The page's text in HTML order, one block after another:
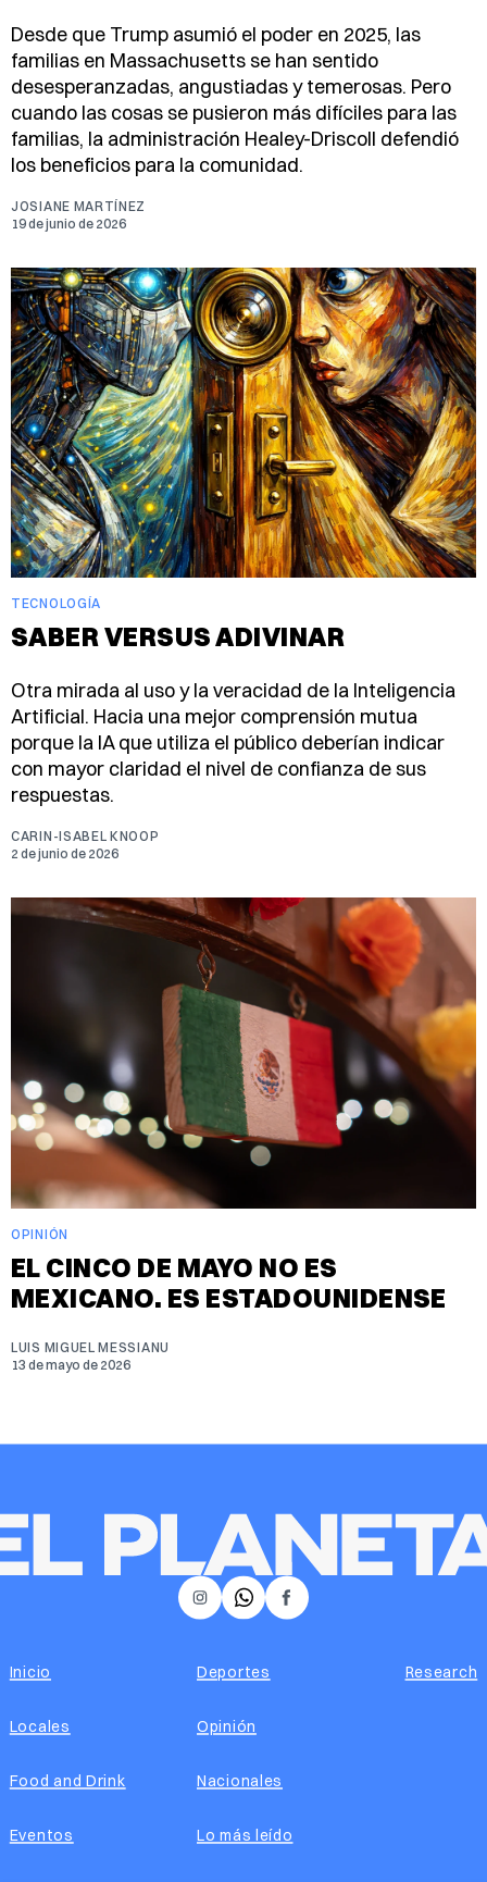
Desde que Trump asumió el poder en 2025, las
familias en Massachusetts se han sentido
desesperanzadas, angustiadas y temerosas. Pero
cuando las cosas se pusieron más difíciles para las
familias, la administración Healey-Driscoll defendió
los beneficios para la comunidad.
JOSIANE MARTÍNEZ
19 de junio de 2026
TECNOLOGÍA
SABER VERSUS ADIVINAR
Otra mirada al uso y la veracidad de la Inteligencia
Artificial. Hacia una mejor comprensión mutua
porque la IA que utiliza el público deberían indicar
con mayor claridad el nivel de confianza de sus
respuestas.
CARIN-ISABEL KNOOP
2 de junio de 2026
OPINIÓN
EL CINCO DE MAYO NO ES
MEXICANO. ES ESTADOUNIDENSE
LUIS MIGUEL MESSIANU
13 de mayo de 2026
𝕏 Facebook
Instagram
Inicio
Locales
Food and Drink
Eventos
Deportes
Opinión
Nacionales
Lo más leído
Research